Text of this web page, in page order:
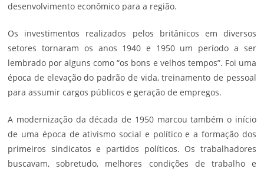
desenvolvimento econômico para a região.
Os investimentos realizados pelos britânicos em diversos
setores tornaram os anos 1940 e 1950 um período a ser
lembrado por alguns como “os bons e velhos tempos”. Foi uma
época de elevação do padrão de vida, treinamento de pessoal
para assumir cargos públicos e geração de empregos.
A modernização da década de 1950 marcou também o início
de uma época de ativismo social e político e a formação dos
primeiros sindicatos e partidos políticos. Os trabalhadores
buscavam, sobretudo, melhores condições de trabalho e